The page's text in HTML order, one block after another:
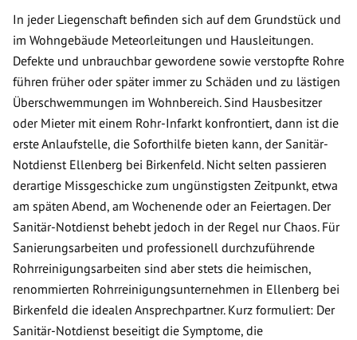
In jeder Liegenschaft befinden sich auf dem Grundstück und
im Wohngebäude Meteorleitungen und Hausleitungen.
Defekte und unbrauchbar gewordene sowie verstopfte Rohre
führen früher oder später immer zu Schäden und zu lästigen
Überschwemmungen im Wohnbereich. Sind Hausbesitzer
oder Mieter mit einem Rohr-Infarkt konfrontiert, dann ist die
erste Anlaufstelle, die Soforthilfe bieten kann, der Sanitär-
Notdienst Ellenberg bei Birkenfeld. Nicht selten passieren
derartige Missgeschicke zum ungünstigsten Zeitpunkt, etwa
am späten Abend, am Wochenende oder an Feiertagen. Der
Sanitär-Notdienst behebt jedoch in der Regel nur Chaos. Für
Sanierungsarbeiten und professionell durchzuführende
Rohrreinigungsarbeiten sind aber stets die heimischen,
renommierten Rohrreinigungsunternehmen in Ellenberg bei
Birkenfeld die idealen Ansprechpartner. Kurz formuliert: Der
Sanitär-Notdienst beseitigt die Symptome, die